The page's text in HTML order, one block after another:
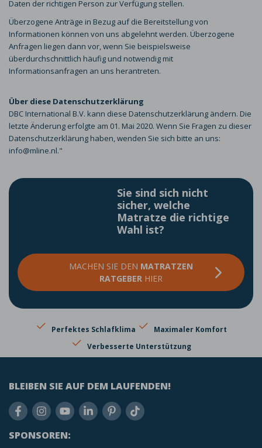
Daten der richtigen Person zur Verfügung stellen.
Überzogene Anträge in Bezug auf die Bereitstellung von
Informationen können von uns abgelehnt werden. Überzogene
Anfragen liegen dann vor, wenn Sie beispielsweise
überdurchschnittlich häufig und notwendig mit
Informationsanfragen an uns herantreten.
Über diese Datenschutzerklärung
DBC International B.V. kann diese Datenschutzerklärung ändern. Die
letzte Änderung erfolgte am 01. Mai 2020. Wenn Sie Fragen zu dieser
Datenschutzerklärung haben, wenden Sie sich bitte an uns:
info@mline.nl."
Sie sind sich nicht
sicher, welche
Matratze die richtige
Wahl ist?
MACHEN SIE DEN MATRATZEN
RATGEBER HIER
Perfektes Schlafklima
Maximaler Komfort
Verbesserte Unterstützung
BLEIBEN SIE AUF DEM LAUFENDEN!
SPONSOREN: